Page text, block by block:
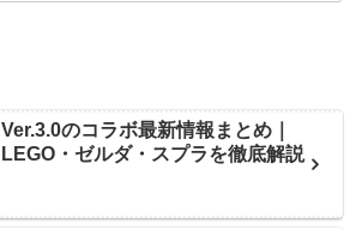
Ver.3.0のコラボ最新情報まとめ｜
LEGO・ゼルダ・スプラを徹底解説